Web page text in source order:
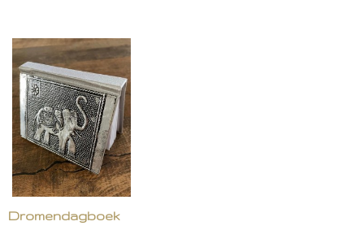
Dromendagboek